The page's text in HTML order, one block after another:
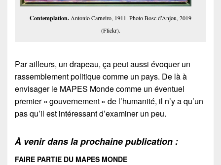
Contemplation. Antonio Carneiro, 1911. Photo Bosc d’Anjou, 2019
(Flickr).
Par ailleurs, un drapeau, ça peut aussi évoquer un
rassemblement politique comme un pays. De là à
envisager le MAPES Monde comme un éventuel
premier « gouvernement » de l’humanité, il n’y a qu’un
pas qu’il est intéressant d’examiner un peu.
À venir dans la prochaine publication :
FAIRE PARTIE DU MAPES MONDE